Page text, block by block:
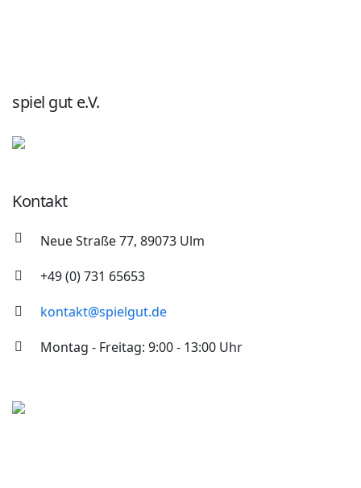
spiel gut e.V.
Kontakt
Neue Straße 77, 89073 Ulm
+49 (0) 731 65653
kontakt@spielgut.de
Montag - Freitag: 9:00 - 13:00 Uhr